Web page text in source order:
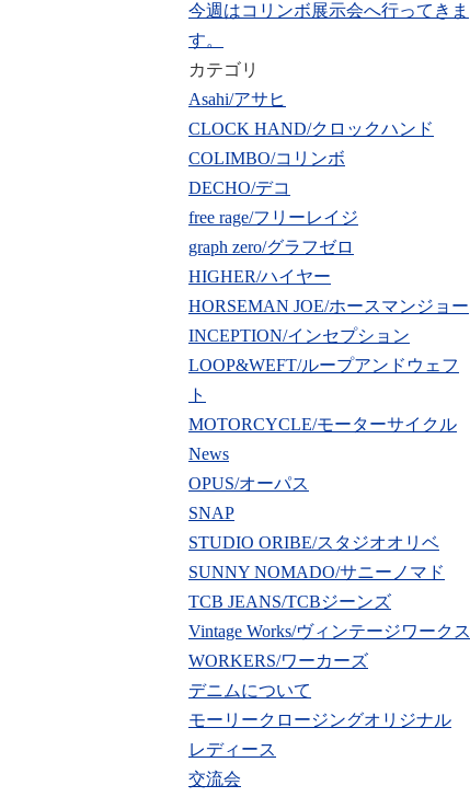
今週はコリンボ展示会へ行ってきま
す。
カテゴリ
Asahi/アサヒ
CLOCK HAND/クロックハンド
COLIMBO/コリンボ
DECHO/デコ
free rage/フリーレイジ
graph zero/グラフゼロ
HIGHER/ハイヤー
HORSEMAN JOE/ホースマンジョー
INCEPTION/インセプション
LOOP&WEFT/ループアンドウェフ
ト
MOTORCYCLE/モーターサイクル
News
OPUS/オーパス
SNAP
STUDIO ORIBE/スタジオオリベ
SUNNY NOMADO/サニーノマド
TCB JEANS/TCBジーンズ
Vintage Works/ヴィンテージワークス
WORKERS/ワーカーズ
デニムについて
モーリークロージングオリジナル
レディース
交流会